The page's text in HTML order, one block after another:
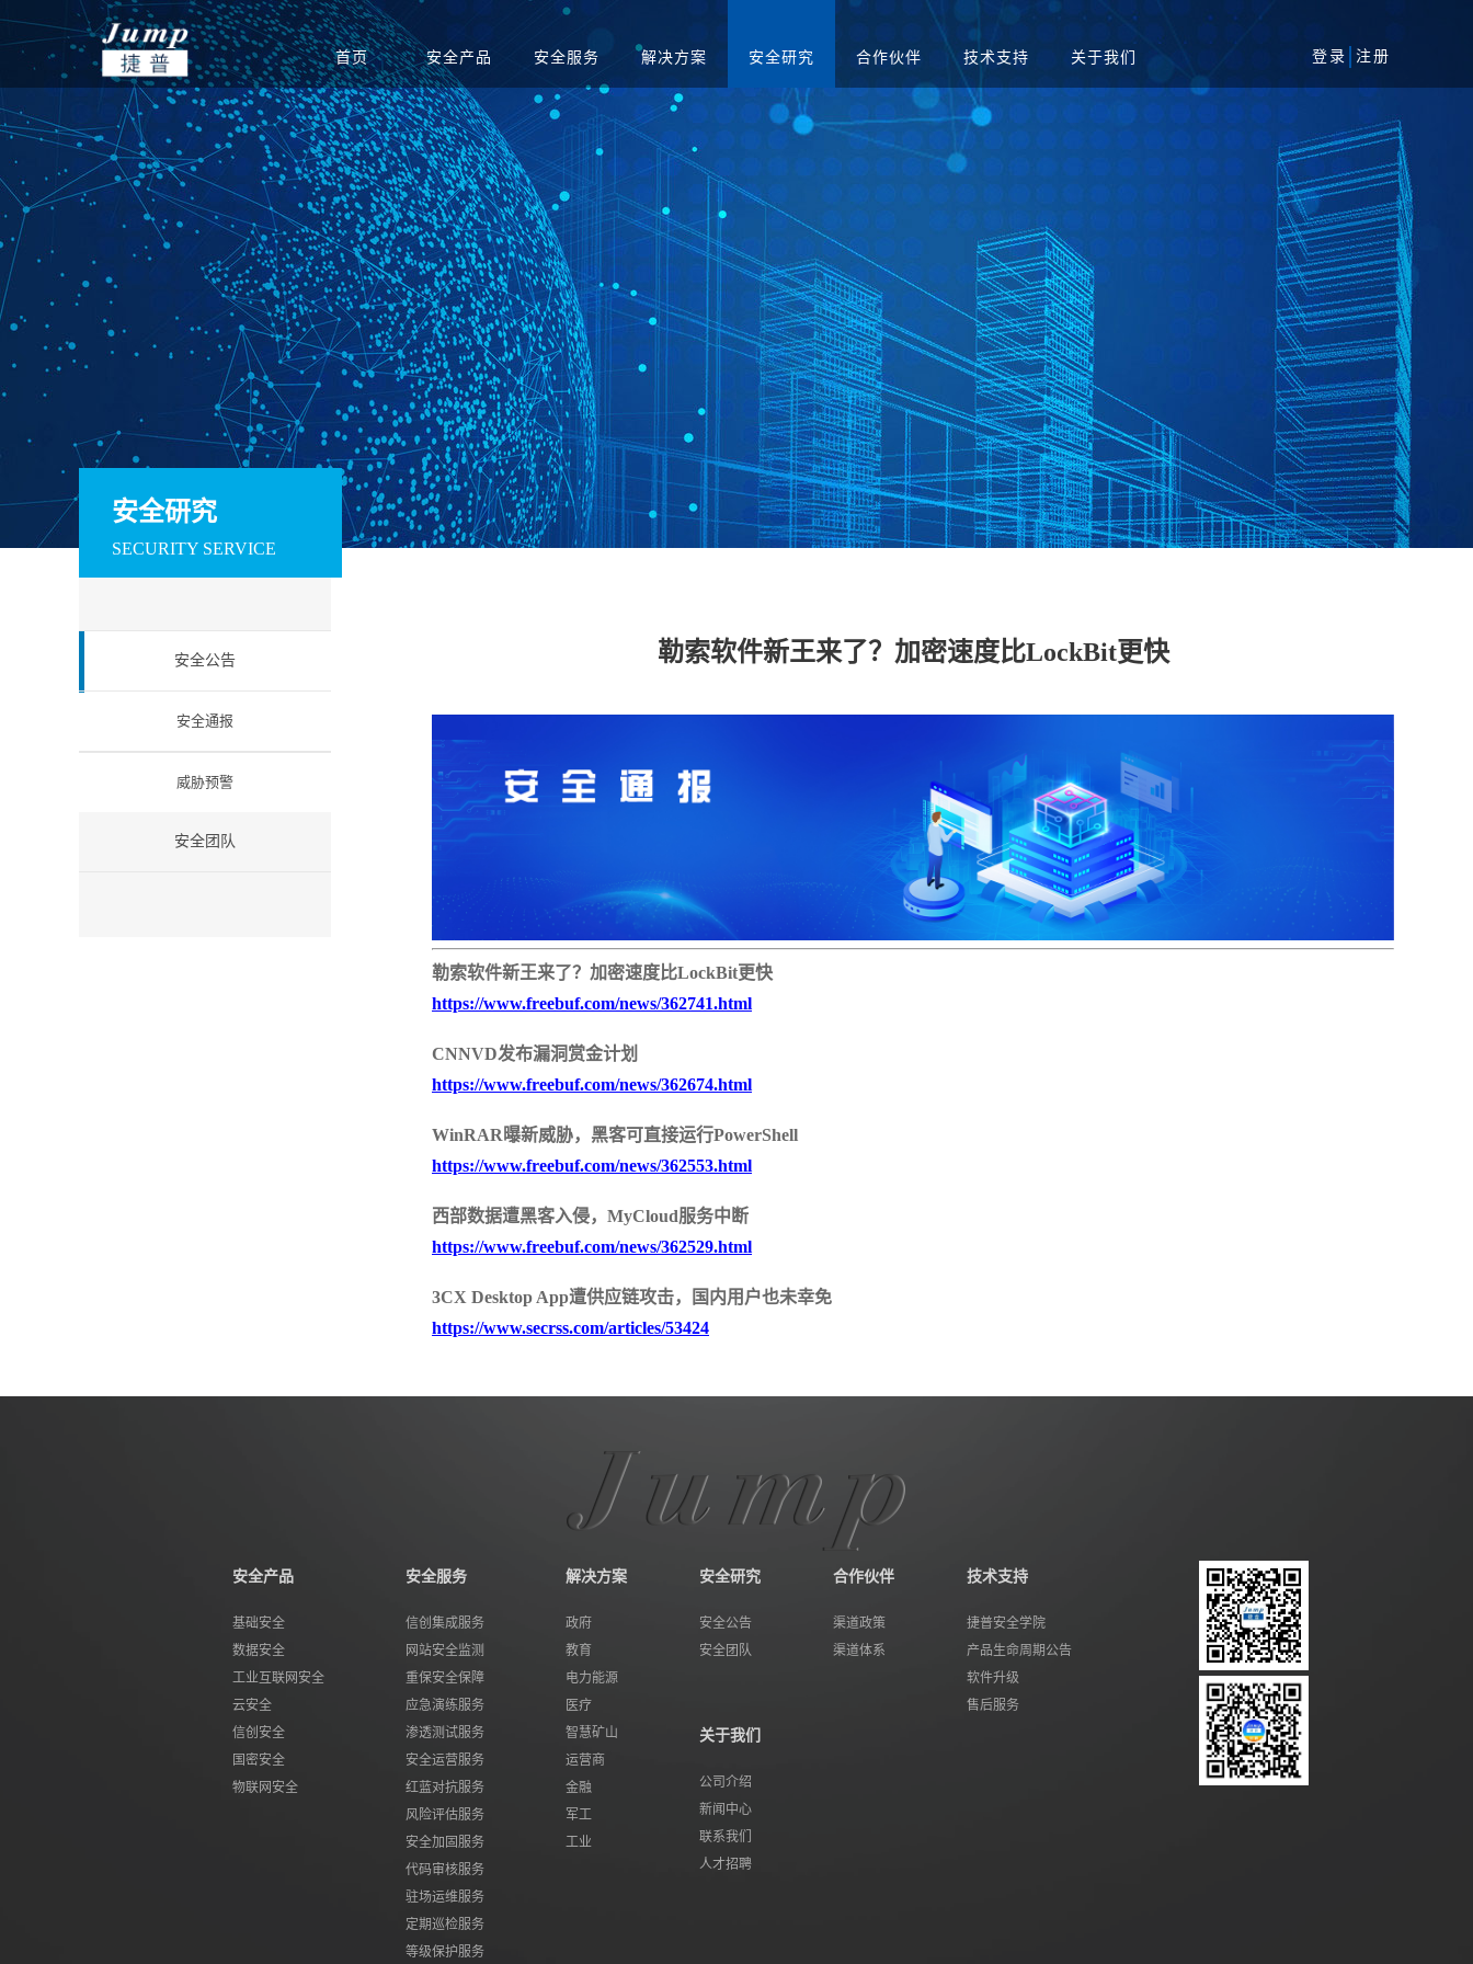
登录 注册
首页 安全产品
基础安全
运营安全
安全态势分析与协同
指挥平台
安全态势分析与管理
平台
信息安全集中管理系
统
日志审计平台 配置核查系统 资产攻击面管理平台
边界安全
防火墙 SD-WAN 双向/单向/视频网闸 入侵防御系统 病毒威胁防护系统 抗拒绝服务系统
安全检测
入侵检测系统 高级威胁监测系统 病毒威胁预警系统 信息审计
应用安全
上网行为审计系统 应用交付系统 WEB应用防火墙 网页防篡改 服务器群组防护系统 WEB漏扫系统 蜜罐系统
终端威胁防御（防病
毒）系统
网络安全准入系统 主机监控与审计系统
电子文档打印与刻录
存储介质消除系统
安全教育
训系统
网络空间安全对抗竞
网络空间安全综合靶
场系统
数据安全
安全运维管理系统
数据库审计与风险
工业互联网安全
工控主机安全卫士 工控安全评估系统
工控安全运维管理
工控日志收集与分
云 IPS/IDS 云堡垒机 云数据库审计 云杀毒
统（信创版）
安全运维管理系统
（信创版）
数据库审计系统
（信创版）
网络综合审计系统
（信创版）
网络脆弱性评估系
信息安全一体化集
中管理系统 （信
主机监控与审计系
统（信创版）
打印刻录安全监控
与审计系统（信创
版）
服务器审计系统
（信创版）
主机文件监测系统
终端安全登录系统
（信创版）
存储介质消除系统
签名验签服务器
物联网视频综合安
安全服务
信创集成服务 网站安全监测 重保安全保障 应急演练服务 渗透测试服务 安全运营服务 红蓝对抗服务
驻场运维服务 定期巡检服务 等级保护服务 合规咨询服务 安全培训服务
解决方案
政府 教育 电力能源 医疗 智慧矿山 运营商 金融
安全研究
安全公告
安全通报
威胁预警
安全团队
合作伙伴
渠道政策 渠道体系
技术支持
捷普安全学院 产品生命周期公告 软件升级 售后服务
关于我们
公司介绍
创新团队
创新实力
新闻中心
公司新闻
签约新闻
联系我们
集团总部
分支机构
人才招聘
社会招聘
校园招聘
安全研究
SECURITY SERVICE
安全公告
安全通报
威胁预警
安全团队
勒索软件新王来了？加密速度比LockBit更快
勒索软件新王来了？加密速度比LockBit更快
https://www.freebuf.com/news/362741.html
CNNVD发布漏洞赏金计划
https://www.freebuf.com/news/362674.html
WinRAR曝新威胁，黑客可直接运行PowerShell
https://www.freebuf.com/news/362553.html
西部数据遭黑客入侵，MyCloud服务中断
https://www.freebuf.com/news/362529.html
3CX Desktop App遭供应链攻击，国内用户也未幸免
https://www.secrss.com/articles/53424
安全产品
基础安全
数据安全
工业互联网安全
云安全
信创安全
国密安全
物联网安全
安全服务
信创集成服务
网站安全监测
重保安全保障
应急演练服务
渗透测试服务
安全运营服务
红蓝对抗服务
风险评估服务
安全加固服务
代码审核服务
驻场运维服务
定期巡检服务
等级保护服务
解决方案
政府
教育
电力能源
医疗
智慧矿山
运营商
金融
军工
工业
安全研究
安全公告
安全团队
合作伙伴
渠道政策
渠道体系
技术支持
捷普安全学院
产品生命周期公告
软件升级
售后服务
关于我们
公司介绍
新闻中心
联系我们
人才招聘